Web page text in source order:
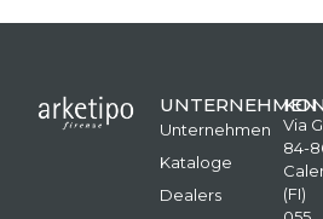
UNTERNEHMEN
Unternehmen
Kataloge
Dealers
Via
84-
(FI)